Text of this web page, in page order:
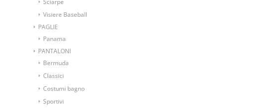
Sciarpe
Visiere Baseball
PAGLIE
Panama
PANTALONI
Bermuda
Classici
Costumi bagno
Sportivi